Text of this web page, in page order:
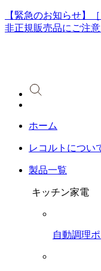
【緊急のお知らせ】
非正規販売品にご注意
ホーム
レコルトについ
製品一覧
キッチン家電
自動調理ポ